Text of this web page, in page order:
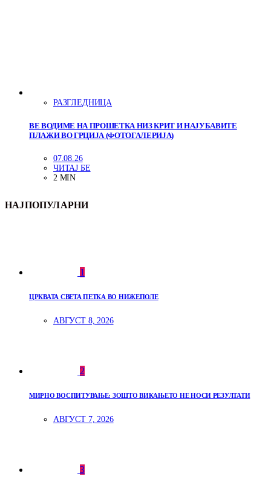
РАЗГЛЕДНИЦА
ВЕ ВОДИМЕ НА ПРОШЕТКА НИЗ КРИТ И НАЈУБАВИТЕ
ПЛАЖИ ВО ГРЦИЈА (ФОТОГАЛЕРИЈА)
07.08.26
ЧИТАЈ БЕ
2 MIN
НАЈПОПУЛАРНИ
1
ЦРКВАТА СВЕТА ПЕТКА ВО НИЖЕПОЛЕ
АВГУСТ 8, 2026
2
МИРНО ВОСПИТУВАЊЕ: ЗОШТО ВИКАЊЕТО НЕ НОСИ РЕЗУЛТАТИ
АВГУСТ 7, 2026
3